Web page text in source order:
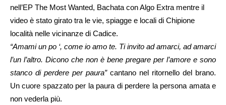
nell’EP The Most Wanted, Bachata con Algo Extra mentre il
video è stato girato tra le vie, spiagge e locali di Chipione
località nelle vicinanze di Cadice.
“Amami un po ‘, come io amo te. Ti invito ad amarci, ad amarci
l’un l’altro. Dicono che non è bene pregare per l’amore e sono
stanco di perdere per paura”cantano nel ritornello del brano.
Un cuore spazzato per la paura di perdere la persona amata e
non vederla più.